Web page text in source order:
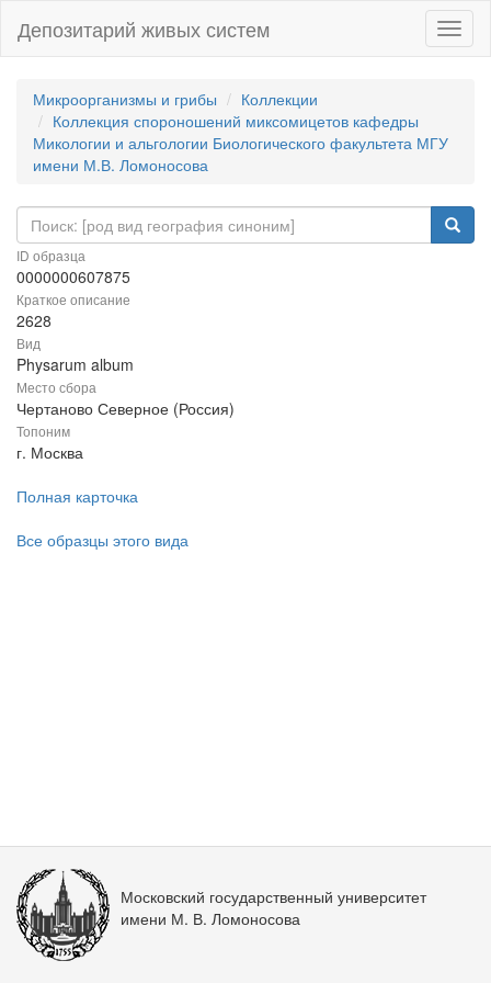
Депозитарий живых систем
Микроорганизмы и грибы
Коллекции
Коллекция спороношений миксомицетов кафедры
Микологии и альгологии Биологического факультета МГУ
имени М.В. Ломоносова
ID образца
0000000607875
Краткое описание
2628
Вид
Physarum album
Место сбора
Чертаново Северное (Россия)
Топоним
г. Москва
Полная карточка
Все образцы этого вида
Московский государственный университет
имени М. В. Ломоносова